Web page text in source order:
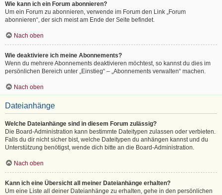
Wie kann ich ein Forum abonnieren?
Um ein Forum zu abonnieren, verwende im Forum den Link „Forum
abonnieren“, der sich meist am Ende der Seite befindet.
Nach oben
Wie deaktiviere ich meine Abonnements?
Wenn du mehrere Abonnements deaktivieren möchtest, so kannst du dies im
persönlichen Bereich unter „Einstieg“ – „Abonnements verwalten“ machen.
Nach oben
Dateianhänge
Welche Dateianhänge sind in diesem Forum zulässig?
Die Board-Administration kann bestimmte Dateitypen zulassen oder verbieten.
Falls du dir nicht sicher bist, welche Dateitypen du anhängen kannst und du
Unterstützung benötigst, wende dich bitte an die Board-Administration.
Nach oben
Kann ich eine Übersicht all meiner Dateianhänge erhalten?
Um eine Liste all deiner Dateianhänge zu erhalten, gehe in den persönlichen